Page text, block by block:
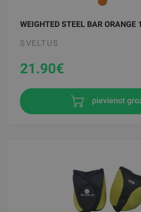
WEIGHTED STEEL BAR ORANGE
SVELTUS
21.90€
pievienot